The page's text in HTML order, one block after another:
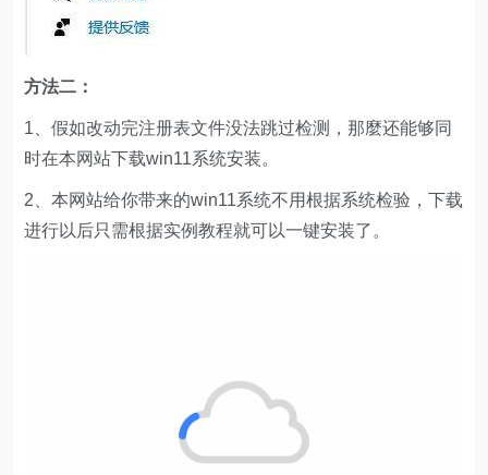
方法二：
1、假如改动完注册表文件没法跳过检测，那麼还能够同
时在本网站下载win11系统安装。
2、本网站给你带来的win11系统不用根据系统检验，下载
进行以后只需根据实例教程就可以一键安装了。